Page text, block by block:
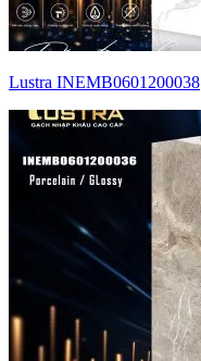
Lustra INEMB0601200038